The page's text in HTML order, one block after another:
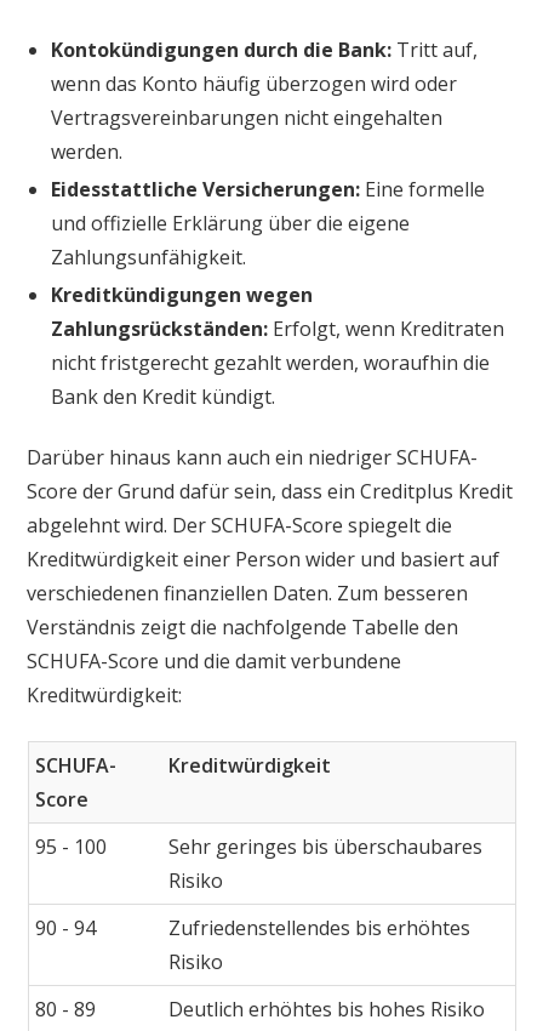
Kontokündigungen durch die Bank: Tritt auf,
wenn das Konto häufig überzogen wird oder
Vertragsvereinbarungen nicht eingehalten
werden.
Eidesstattliche Versicherungen: Eine formelle
und offizielle Erklärung über die eigene
Zahlungsunfähigkeit.
Kreditkündigungen wegen
Zahlungsrückständen: Erfolgt, wenn Kreditraten
nicht fristgerecht gezahlt werden, woraufhin die
Bank den Kredit kündigt.
Darüber hinaus kann auch ein niedriger SCHUFA-
Score der Grund dafür sein, dass ein Creditplus Kredit
abgelehnt wird. Der SCHUFA-Score spiegelt die
Kreditwürdigkeit einer Person wider und basiert auf
verschiedenen finanziellen Daten. Zum besseren
Verständnis zeigt die nachfolgende Tabelle den
SCHUFA-Score und die damit verbundene
Kreditwürdigkeit:
SCHUFA-
Score
Kreditwürdigkeit
95 - 100
Sehr geringes bis überschaubares
Risiko
90 - 94
Zufriedenstellendes bis erhöhtes
Risiko
80 - 89
Deutlich erhöhtes bis hohes Risiko